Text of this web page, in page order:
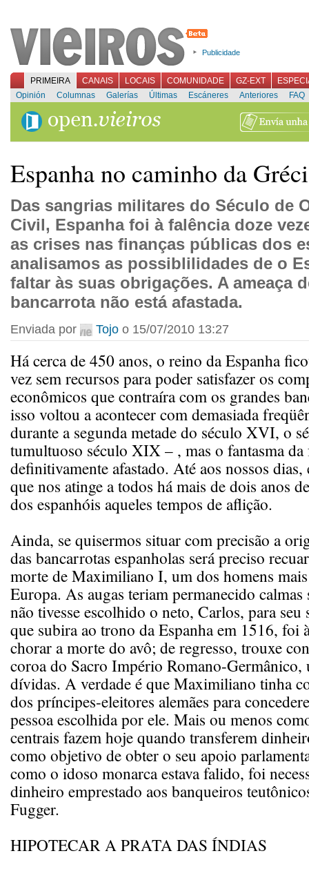
Publicidade
PRIMEIRA CANAIS LOCAIS COMUNIDADE GZ-EXT
Opinión
Columnas Galerías Últimas Escáneres Anteriores FAQ
Espanha no caminho da
Das sangrias militares do Século de
Civil, Espanha foi à falência doze
as crises nas finanças públicas dos
analisamos as possiblilidades de o
faltar às suas obrigações. A ameaça
bancarrota não está afastada.
Enviada por Tojo o 15/07/2010 13:27
Há cerca de 450 anos, o reino da Espanha
vez sem recursos para poder satisfazer os
econômicos que contraíra com os grandes
isso voltou a acontecer com demasiada
durante a segunda metade do século XVI, o
tumultuoso século XIX – , mas o fantasma da
definitivamente afastado. Até aos nossos dias,
que nos atinge a todos há mais de dois anos
dos espanhóis aqueles tempos de aflição.
Ainda, se quisermos situar com precisão a
das bancarrotas espanholas será preciso
morte de Maximiliano I, um dos homens
Europa. As augas teriam permanecido
não tivesse escolhido o neto, Carlos, para seu
que subira ao trono da Espanha em 1516, foi
chorar a morte do avô; de regresso, trouxe
coroa do Sacro Império Romano-Germânico,
dívidas. A verdade é que Maximiliano tinha
dos príncipes-eleitores alemães para
pessoa escolhida por ele. Mais ou menos
centrais fazem hoje quando transferem
como objetivo de obter o seu apoio
como o idoso monarca estava falido, foi
dinheiro emprestado aos banqueiros
Fugger.
HIPOTECAR A PRATA DAS ÍNDIAS